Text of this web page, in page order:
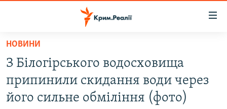
Перейти
основного
матеріалу
Перейти
до
ВОДА.КРИМ
ВІДЕО ТА ФОТО
НОВИНИ
З Білогірського водосховища
припинили скидання води через
його сильне обміління (фото)